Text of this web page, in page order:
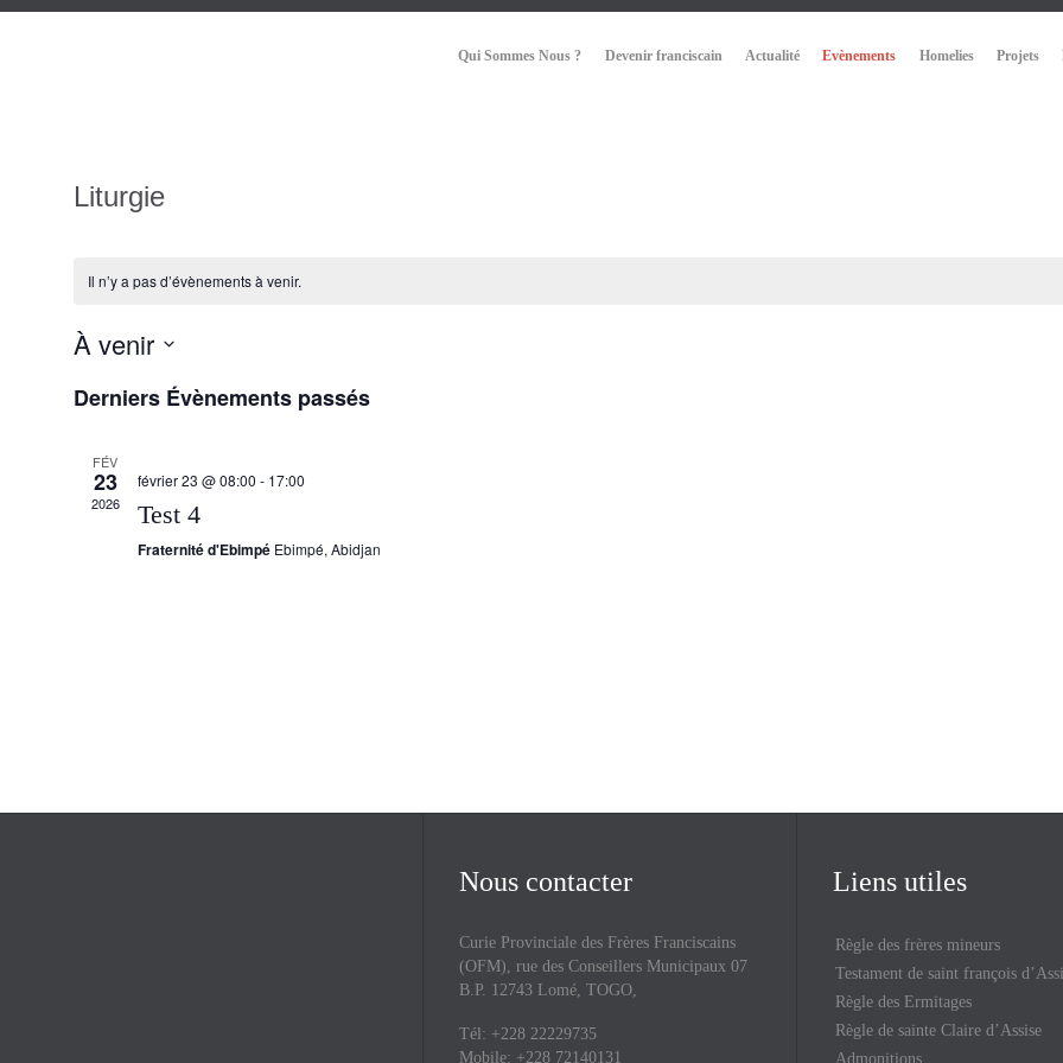
Qui Sommes Nous ? Devenir franciscain Actualité Evènements Homelies Projets
Liturgie
Il n’y a pas d’évènements à venir.
À venir
une
Derniers Évènements passés
FÉV
23
2026
février 23 @ 08:00 - 17:00
Test 4
Fraternité d'Ebimpé Ebimpé, Abidjan
Nous contacter
Curie Provinciale des Frères Franciscains
(OFM), rue des Conseillers Municipaux 07
B.P. 12743 Lomé, TOGO,
Tél: +228 22229735
Mobile: +228 72140131
Liens utiles
Règle des frères mineurs
Testament de saint françois
Règle des Ermitages
Règle de sainte Claire d’Assise
Admonitions